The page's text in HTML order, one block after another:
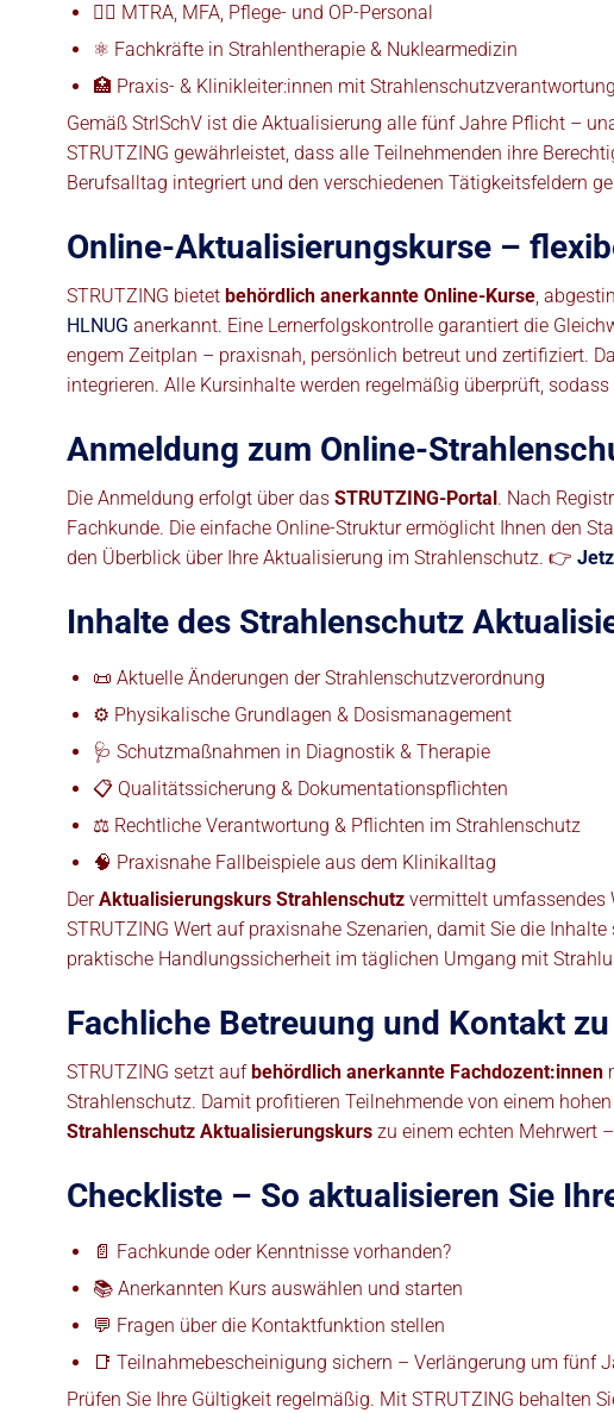
🧑‍⚕️ MTRA, MFA, Pflege- und OP-Personal
⚛️ Fachkräfte in Strahlentherapie & Nuklearmedizin
🏥 Praxis- & Klinikleiter:innen mit Strahlenschutzverantwortung
Gemäß StrlSchV ist die Aktualisierung alle fünf Jahre Pflicht –
STRUTZING gewährleistet, dass alle Teilnehmenden ihre
Berufsalltag integriert und den verschiedenen Tätigkeitsfeldern
Online-Aktualisierungskurse –
STRUTZING bietet behördlich anerkannte Online-Kurse,
HLNUG anerkannt. Eine Lernerfolgskontrolle garantiert die
engem Zeitplan – praxisnah, persönlich betreut und zertifiziert.
integrieren. Alle Kursinhalte werden regelmäßig überprüft,
Anmeldung zum Online-
Die Anmeldung erfolgt über das STRUTZING-Portal . Nach
Fachkunde. Die einfache Online-Struktur ermöglicht Ihnen den
den Überblick über Ihre Aktualisierung im Strahlenschutz. 👉
Inhalte des Strahlenschutz
📜 Aktuelle Änderungen der Strahlenschutzverordnung
⚙️ Physikalische Grundlagen & Dosismanagement
🩺 Schutzmaßnahmen in Diagnostik & Therapie
📋 Qualitätssicherung & Dokumentationspflichten
⚖️ Rechtliche Verantwortung & Pflichten im Strahlenschutz
🧠 Praxisnahe Fallbeispiele aus dem Klinikalltag
DerAktualisierungskurs Strahlenschutz vermittelt umfassendes
STRUTZING Wert auf praxisnahe Szenarien, damit Sie die
praktische Handlungssicherheit im täglichen Umgang mit
Fachliche Betreuung und Kontakt
STRUTZING setzt auf behördlich anerkannte Fachdozent:innen
Strahlenschutz. Damit profitieren Teilnehmende von einem
Strahlenschutz Aktualisierungskurs zu einem echten Mehrwert
Checkliste – So aktualisieren Sie
📄 Fachkunde oder Kenntnisse vorhanden?
📚 Anerkannten Kurs auswählen und starten
💬 Fragen über die Kontaktfunktion stellen
📑 Teilnahmebescheinigung sichern – Verlängerung um fünf
Prüfen Sie Ihre Gültigkeit regelmäßig. Mit STRUTZING behalten